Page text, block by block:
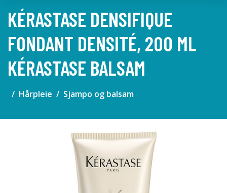
KÉRASTASE DENSIFIQUE
FONDANT DENSITÉ, 200 ML
KÉRASTASE BALSAM
Hårpleie Sjampo og balsam